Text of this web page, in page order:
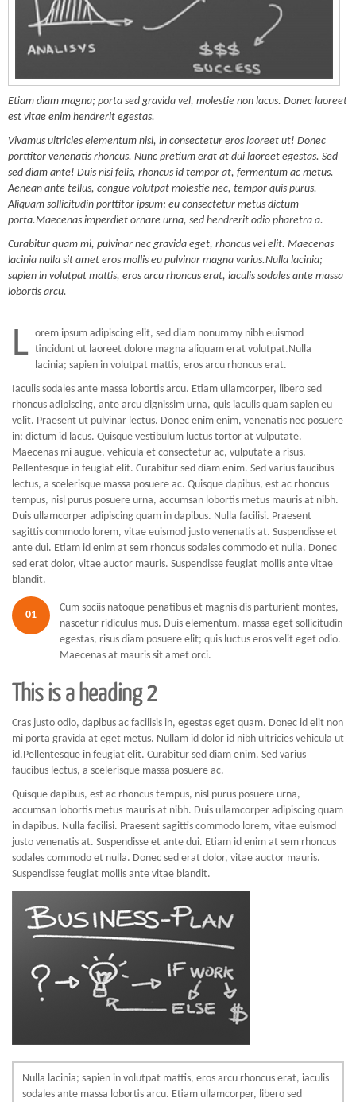
Etiam diam magna; porta sed gravida vel, molestie non lacus. Donec laoreet
est vitae enim hendrerit egestas.
Vivamus ultricies elementum nisl, in consectetur eros laoreet ut! Donec
porttitor venenatis rhoncus. Nunc pretium erat at dui laoreet egestas. Sed
sed diam ante! Duis nisi felis, rhoncus id tempor at, fermentum ac metus.
Aenean ante tellus, congue volutpat molestie nec, tempor quis purus.
Aliquam sollicitudin porttitor ipsum; eu consectetur metus dictum
porta.Maecenas imperdiet ornare urna, sed hendrerit odio pharetra a.
Curabitur quam mi, pulvinar nec gravida eget, rhoncus vel elit. Maecenas
lacinia nulla sit amet eros mollis eu pulvinar magna varius.Nulla lacinia;
sapien in volutpat mattis, eros arcu rhoncus erat, iaculis sodales ante massa
lobortis arcu.
L orem ipsum adipiscing elit, sed diam nonummy nibh euismod
tincidunt ut laoreet dolore magna aliquam erat volutpat.Nulla
lacinia; sapien in volutpat mattis, eros arcu rhoncus erat.
Iaculis sodales ante massa lobortis arcu. Etiam ullamcorper, libero sed
rhoncus adipiscing, ante arcu dignissim urna, quis iaculis quam sapien eu
velit. Praesent ut pulvinar lectus. Donec enim enim, venenatis nec posuere
in; dictum id lacus. Quisque vestibulum luctus tortor at vulputate.
Maecenas mi augue, vehicula et consectetur ac, vulputate a risus.
Pellentesque in feugiat elit. Curabitur sed diam enim. Sed varius faucibus
lectus, a scelerisque massa posuere ac. Quisque dapibus, est ac rhoncus
tempus, nisl purus posuere urna, accumsan lobortis metus mauris at nibh.
Duis ullamcorper adipiscing quam in dapibus. Nulla facilisi. Praesent
sagittis commodo lorem, vitae euismod justo venenatis at. Suspendisse et
ante dui. Etiam id enim at sem rhoncus sodales commodo et nulla. Donec
sed erat dolor, vitae auctor mauris. Suspendisse feugiat mollis ante vitae
blandit.
01
Cum sociis natoque penatibus et magnis dis parturient montes,
nascetur ridiculus mus. Duis elementum, massa eget sollicitudin
egestas, risus diam posuere elit; quis luctus eros velit eget odio.
Maecenas at mauris sit amet orci.
This is a heading 2
Cras justo odio, dapibus ac facilisis in, egestas eget quam. Donec id elit non
mi porta gravida at eget metus. Nullam id dolor id nibh ultricies vehicula ut
id.Pellentesque in feugiat elit. Curabitur sed diam enim. Sed varius
faucibus lectus, a scelerisque massa posuere ac.
Quisque dapibus, est ac rhoncus tempus, nisl purus posuere urna,
accumsan lobortis metus mauris at nibh. Duis ullamcorper adipiscing quam
in dapibus. Nulla facilisi. Praesent sagittis commodo lorem, vitae euismod
justo venenatis at. Suspendisse et ante dui. Etiam id enim at sem rhoncus
sodales commodo et nulla. Donec sed erat dolor, vitae auctor mauris.
Suspendisse feugiat mollis ante vitae blandit.
Nulla lacinia; sapien in volutpat mattis, eros arcu rhoncus erat, iaculis
sodales ante massa lobortis arcu. Etiam ullamcorper, libero sed